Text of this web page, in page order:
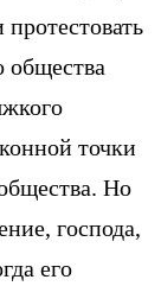
общества
точки
Но
господа,
его